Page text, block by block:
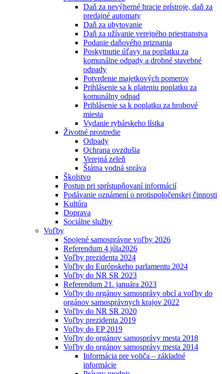
Daň za nevýherné hracie prístroje, daň za
predajné automaty
Daň za ubytovanie
Daň za užívanie verejného priestranstva
Podanie daňového priznania
Poskytnutie úľavy na poplatku za
komunálne odpady a drobné stavebné
odpady
Potvrdenie majetkových pomerov
Prihlásenie sa k plateniu poplatku za
komunálny odpad
Prihlásenie sa k poplatku za hrobové
miesta
Vydanie rybárskeho lístka
Životné prostredie
Odpady
Ochrana ovzdušia
Verejná zeleň
Štátna vodná správa
Školstvo
Postup pri sprístupňovaní informácií
Podávanie oznámení o protispoločenskej činnosti
Kultúra
Doprava
Sociálne služby
Voľby
Spojené samosprávne voľby 2026
Referendum 4.júla2026
Voľby prezidenta 2024
Voľby do Európskeho parlamentu 2024
Voľby do NR SR 2023
Referendum 21. januára 2023
Voľby do orgánov samosprávy obcí a voľby do
orgánov samosprávnych krajov 2022
Voľby do NR SR 2020
Voľby prezidenta 2019
Voľby do EP 2019
Voľby do orgánov samosprávy mesta 2018
Voľby do orgánov samosprávy mesta 2014
Informácia pre voliča – základné
informácie